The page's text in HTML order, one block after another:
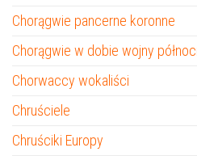
Chorągwie pancerne koronne
Chorągwie w dobie wojny
Chorwaccy wokaliści
Chruściele
Chruściki Europy